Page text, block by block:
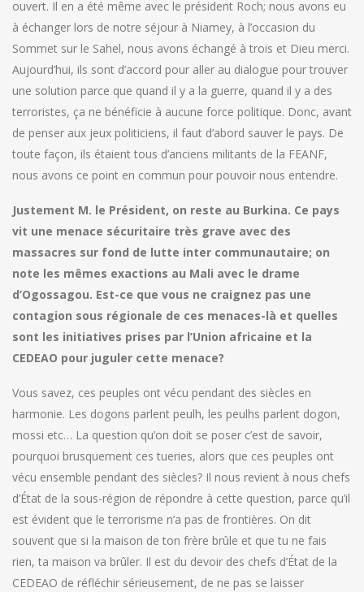
ouvert. Il en a été même avec le président Roch; nous avons eu
à échanger lors de notre séjour à Niamey, à l’occasion du
Sommet sur le Sahel, nous avons échangé à trois et Dieu merci.
Aujourd’hui, ils sont d’accord pour aller au dialogue pour trouver
une solution parce que quand il y a la guerre, quand il y a des
terroristes, ça ne bénéficie à aucune force politique. Donc, avant
de penser aux jeux politiciens, il faut d’abord sauver le pays. De
toute façon, ils étaient tous d’anciens militants de la FEANF,
nous avons ce point en commun pour pouvoir nous entendre.
Justement M. le Président, on reste au Burkina. Ce pays
vit une menace sécuritaire très grave avec des
massacres sur fond de lutte inter communautaire; on
note les mêmes exactions au Mali avec le drame
d’Ogossagou. Est-ce que vous ne craignez pas une
contagion sous régionale de ces menaces-là et quelles
sont les initiatives prises par l’Union africaine et la
CEDEAO pour juguler cette menace?
Vous savez, ces peuples ont vécu pendant des siècles en
harmonie. Les dogons parlent peulh, les peulhs parlent dogon,
mossi etc… La question qu’on doit se poser c’est de savoir,
pourquoi brusquement ces tueries, alors que ces peuples ont
vécu ensemble pendant des siècles? Il nous revient à nous chefs
d’État de la sous-région de répondre à cette question, parce qu’il
est évident que le terrorisme n’a pas de frontières. On dit
souvent que si la maison de ton frère brûle et que tu ne fais
rien, ta maison va brûler. Il est du devoir des chefs d’État de la
CEDEAO de réfléchir sérieusement, de ne pas se laisser